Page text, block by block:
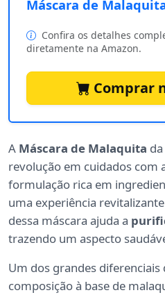
Máscara de
Confira os detalhes
diretamente na Amazon.
Comprar
A Máscara de Malaquita
revolução em cuidados com
formulação rica em
uma experiência
dessa máscara ajuda a
trazendo um aspecto
Um dos grandes diferenciais
composição à base de